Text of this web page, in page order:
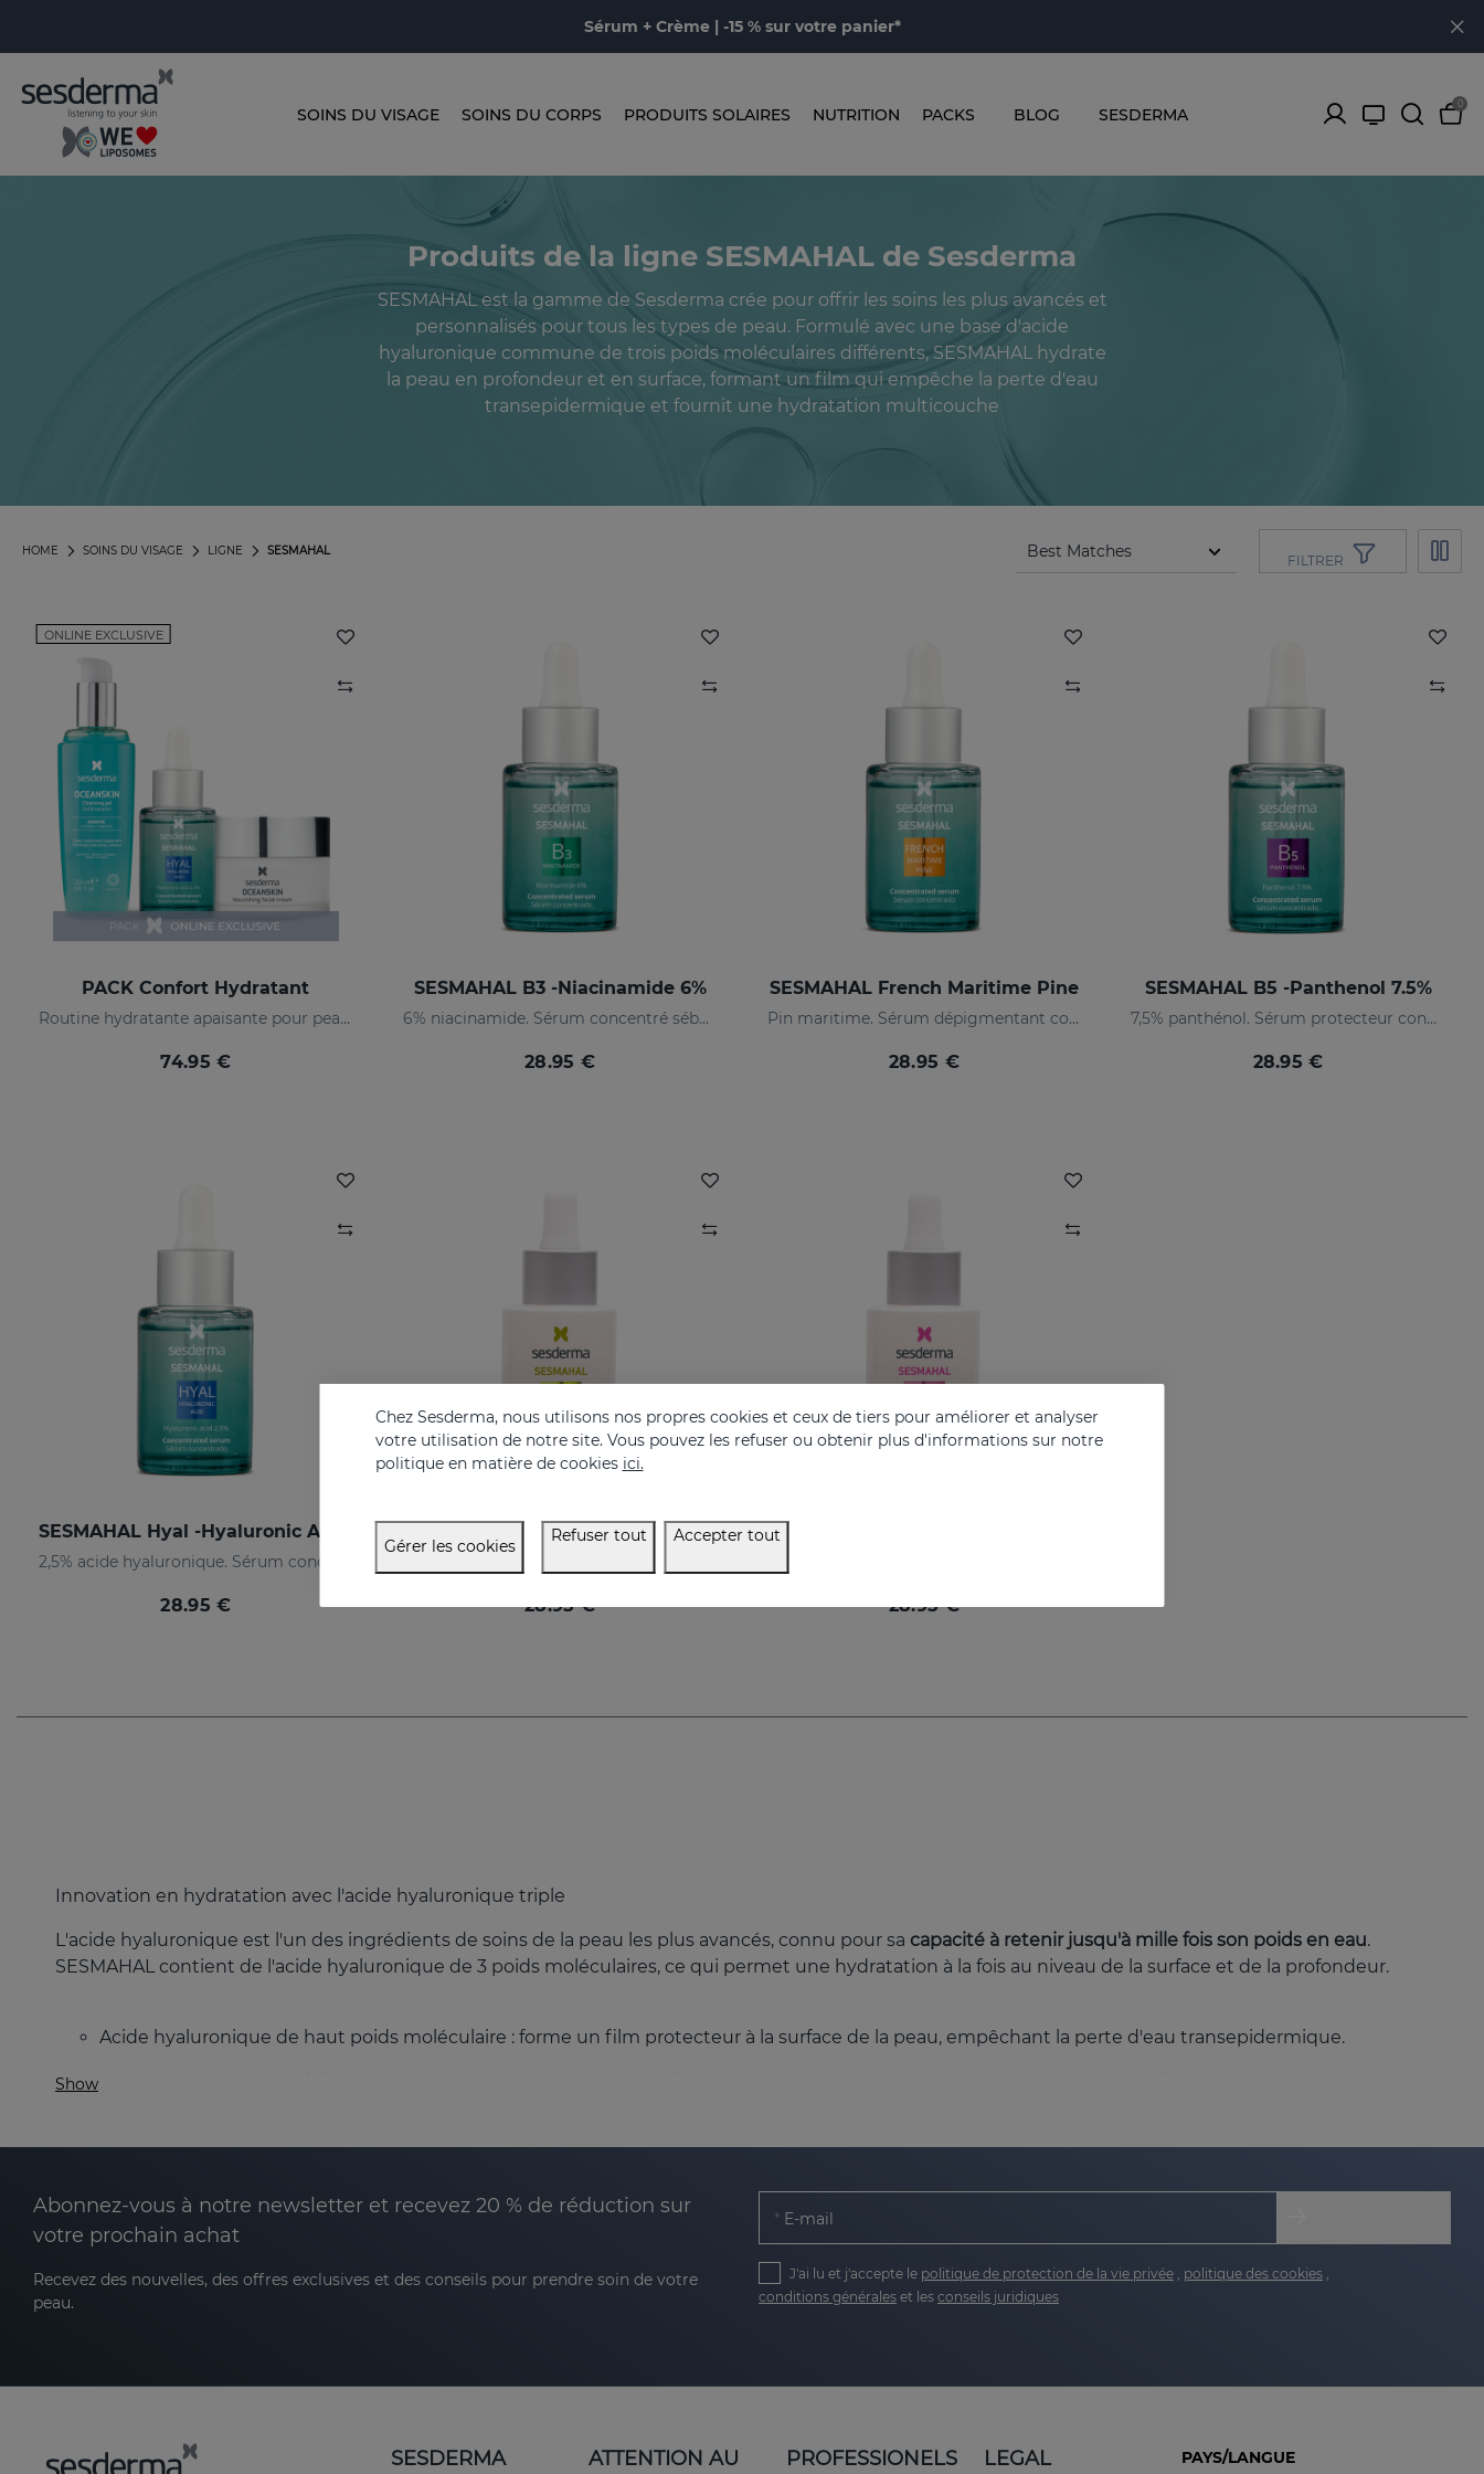
Sérum + Crème | -15 % sur votre panier*
SOINS DU VISAGE SOINS DU CORPS PRODUITS SOLAIRES NUTRITION PACKS BLOG SESDERMA
0
Produits de la ligne SESMAHAL de Sesderma
SESMAHAL est la gamme de Sesderma crée pour offrir les soins les plus avancés et
personnalisés pour tous les types de peau. Formulé avec une base d'acide
hyaluronique commune de trois poids moléculaires différents, SESMAHAL hydrate
la peau en profondeur et en surface, formant un film qui empêche la perte d'eau
transepidermique et fournit une hydratation multicouche
SESMAHAL
LIGNE
SOINS DU VISAGE
HOME
FILTRER
ONLINE EXCLUSIVE
PACK Confort Hydratant
Routine hydratante apaisante pour peau sèche ou sensibilisée
74.95 €
SESMAHAL B3 -Niacinamide 6%
6% niacinamide. Sérum concentré séborégulateur
28.95 €
SESMAHAL French Maritime Pine
Pin maritime. Sérum dépigmentant concentré
28.95 €
SESMAHAL B5 -Panthenol 7.5%
7,5% panthénol. Sérum protecteur concentré
28.95 €
28.95 €
SESMAHAL EGCG -Epigallocatechin Gallate
28.95 € 28.95 €
Innovation en hydratation avec l'acide hyaluronique triple
L'acide hyaluronique est l'un des ingrédients de soins de la peau les plus avancés, connu pour sa capacité à retenir jusqu'à mille fois son poids en eau.
SESMAHAL contient de l'acide hyaluronique de 3 poids moléculaires, ce qui permet une hydratation à la fois au niveau de la surface et de la profondeur.
Acide hyaluronique de haut poids moléculaire : forme un film protecteur à la surface de la peau, empêchant la perte d'eau transepidermique.
Acide hyaluronique hydrolysé : atteint des couches plus profondes pour favoriser la synthèse endogène de l'acide hyaluronique et des rides
Cette combinaison de différentes tailles moléculaires permet à l'acide hyaluronique d'agir à la fois sur la surface et les couches profondes de la peau, offrant
un effet hydratant immédiat et durable.
Hydratation profonde et durable
complexe assure une hydratation maximale de la peau, laissant la peau hydratée, douce et avec une plus grande élasticité.
Show
Abonnez-vous à notre newsletter et recevez 20 % de réduction sur
votre prochain achat
Recevez des nouvelles, des offres exclusives et des conseils pour prendre soin de votre
peau.
E-mail
J'ai lu et j'accepte le politique de protection de la vie privée politique des cookies
conditions générales et les conseils juridiques
SESDERMA
ATTENTION AU
PROFESSIONELS LEGAL PAYS/LANGUE
Chez Sesderma, nous utilisons nos propres cookies et ceux de tiers pour améliorer et analyser
votre utilisation de notre site. Vous pouvez les refuser ou obtenir plus d'informations sur notre
politique en matière de cookies ici.
Gérer les cookies
Refuser tout Accepter tout